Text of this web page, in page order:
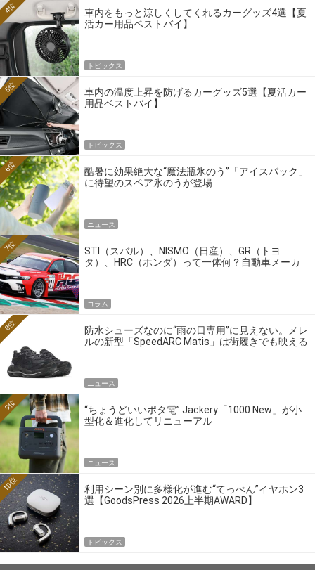
車内をもっと涼しくしてくれるカーグッズ4選【夏
活カー用品ベストバイ】
4位
トピックス
車内の温度上昇を防げるカーグッズ5選【夏活カー
用品ベストバイ】
5位
トピックス
酷暑に効果絶大な“魔法瓶氷のう”「アイスパック」
に待望のスペア氷のうが登場
6位
ニュース
STI（スバル）、NISMO（日産）、GR（トヨ
タ）、HRC（ホンダ）って一体何？自動車メーカ
7位
コラム
防水シューズなのに“雨の日専用”に見えない。メレ
ルの新型「SpeedARC Matis」は街履きでも映える
8位
ニュース
“ちょうどいいポタ電” Jackery「1000 New」が小
型化＆進化してリニューアル
9位
ニュース
利用シーン別に多様化が進む“てっぺん”イヤホン3
選【GoodsPress 2026上半期AWARD】
10位
トピックス